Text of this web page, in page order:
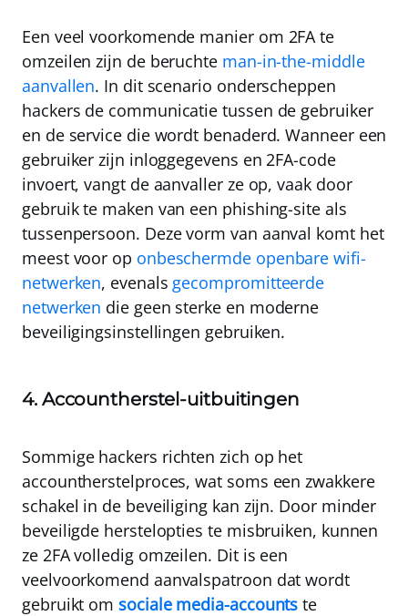
Een veel voorkomende manier om 2FA te
omzeilen zijn de beruchte man-in-the-middle
aanvallen. In dit scenario onderscheppen
hackers de communicatie tussen de gebruiker
en de service die wordt benaderd. Wanneer een
gebruiker zijn inloggegevens en 2FA-code
invoert, vangt de aanvaller ze op, vaak door
gebruik te maken van een phishing-site als
tussenpersoon. Deze vorm van aanval komt het
meest voor op onbeschermde openbare wifi-
netwerken, evenals gecompromitteerde
netwerken die geen sterke en moderne
beveiligingsinstellingen gebruiken.
4. Accountherstel-uitbuitingen
Sommige hackers richten zich op het
accountherstelproces, wat soms een zwakkere
schakel in de beveiliging kan zijn. Door minder
beveiligde herstelopties te misbruiken, kunnen
ze 2FA volledig omzeilen. Dit is een
veelvoorkomend aanvalspatroon dat wordt
gebruikt omsociale media-accounts te